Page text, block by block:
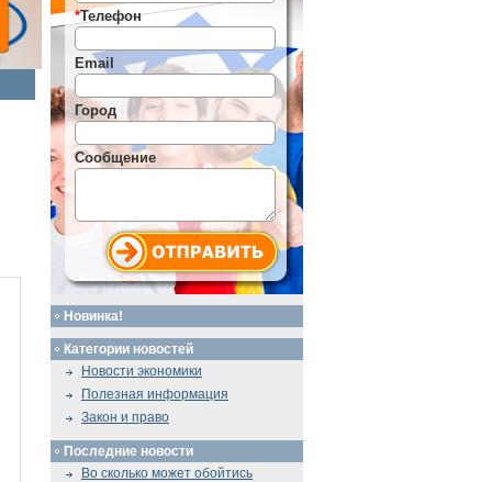
*Телефон
Email
Город
Сообщение
Новинка!
Категории новостей
Новости экономики
Полезная информация
Закон и право
Последние новости
Во сколько может обойтись